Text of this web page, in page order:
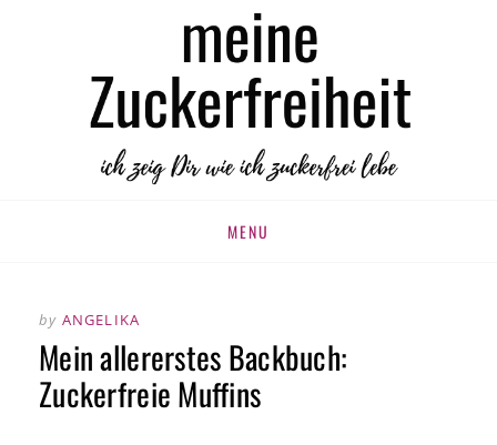
MEINE
ZUCKERFREIHEIT
zuckerfrei leben
MENU
by ANGELIKA
Mein allererstes Backbuch:
Zuckerfreie Muffins